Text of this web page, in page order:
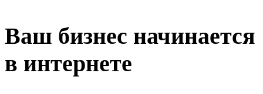
Ваш бизнес начинается
в интернете